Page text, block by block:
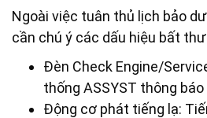
Ngoài việc tuân thủ lịch bảo
cần chú ý các dấu hiệu bất
Đèn Check Engine/
thống ASSYST thông
Động cơ phát tiếng lạ: